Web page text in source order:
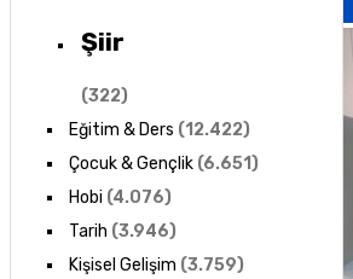
Şiir
(322)
Eğitim & Ders (12.422)
Çocuk & Gençlik(6.651)
Hobi (4.076)
Tarih (3.946)
Kişisel Gelişim (3.759)